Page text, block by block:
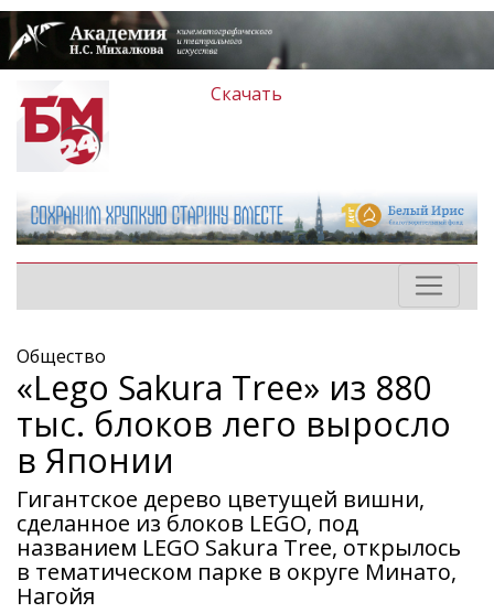
Скачать
Общество
«Lego Sakura Tree» из 880
тыс. блоков лего выросло
в Японии
Гигантское дерево цветущей вишни,
сделанное из блоков LEGO, под
названием LEGO Sakura Tree, открылось
в тематическом парке в округе Минато,
Нагойя